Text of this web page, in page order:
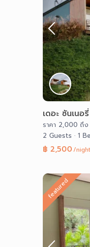
เดอะ ซันเนอ
ราคา 2,000 ถึ
2 Guests · 1
฿ 2,500/night
featured